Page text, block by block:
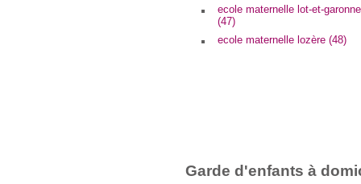
ecole maternelle lot-et-garonne
(47)
ecole maternelle lozère (48)
Garde d'enfants à